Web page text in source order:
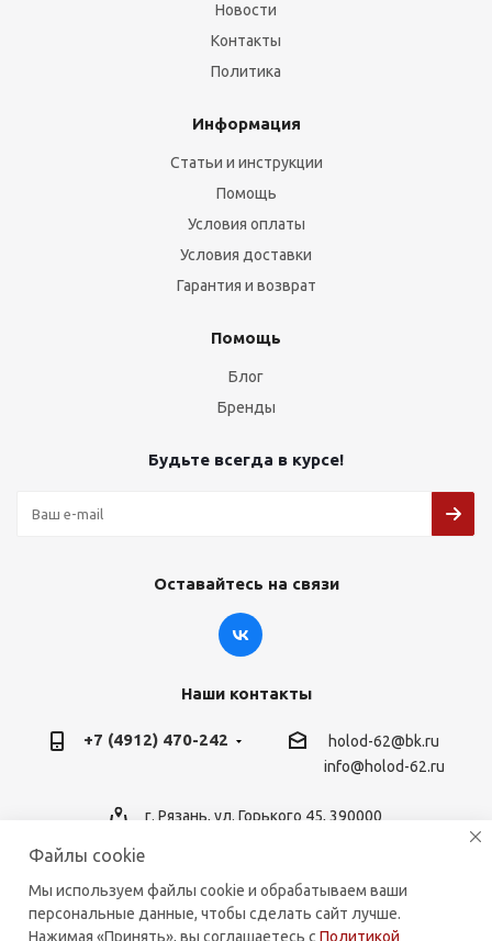
Новости
Контакты
Политика
Информация
Статьи и инструкции
Помощь
Условия оплаты
Условия доставки
Гарантия и возврат
Помощь
Блог
Бренды
Будьте всегда в курсе!
Оставайтесь на связи
Наши контакты
+7 (4912) 470-242
holod-62@bk.ru
info@holod-62.ru
г. Рязань, ул. Горького 45, 390000
2026 © holod-62.ru. Комплектующие для бытовой и
Файлы cookie
Мы используем файлы cookie и обрабатываем ваши
персональные данные, чтобы сделать сайт лучше.
Нажимая «Принять», вы соглашаетесь с Политикой